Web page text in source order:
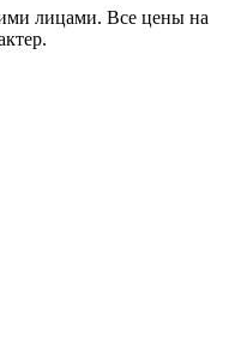
лицами. Все цены на